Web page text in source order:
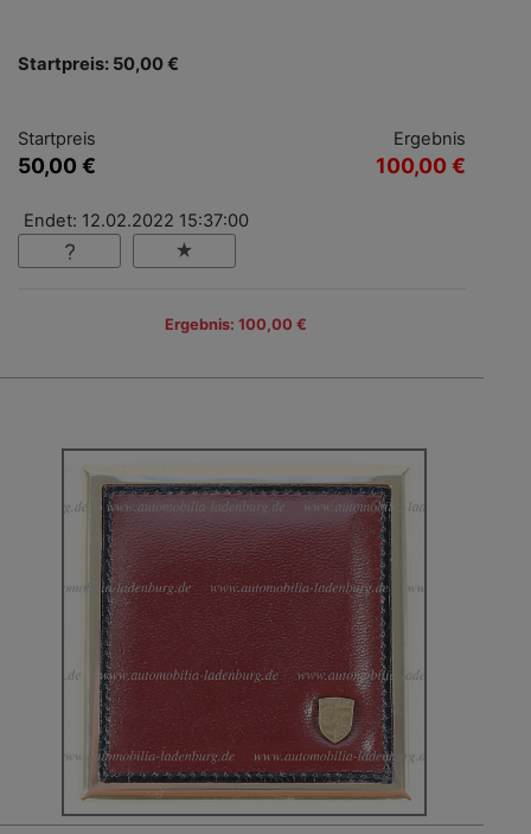
Startpreis: 50,00 €
Startpreis
50,00 €
Ergebnis
100,00 €
Endet: 12.02.2022 15:37:00
Ergebnis: 100,00 €